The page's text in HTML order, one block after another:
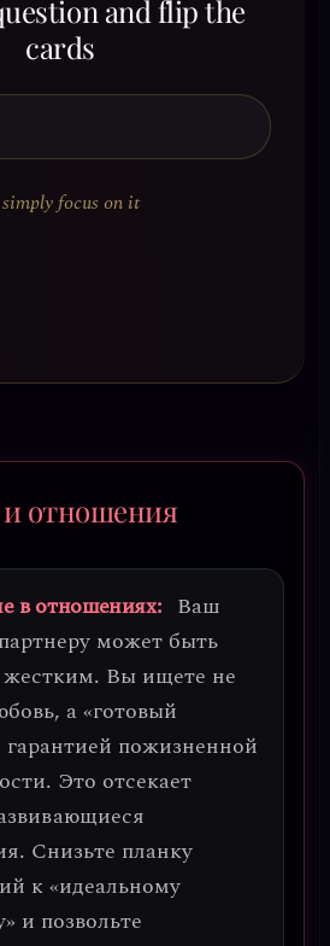
and flip the
cards
focus on it
отношения
в отношениях: Ваш
может быть
Вы ищете не
а «готовый
гарантией пожизненной
Это отсекает
Снизьте планку
к «идеальному
и позвольте